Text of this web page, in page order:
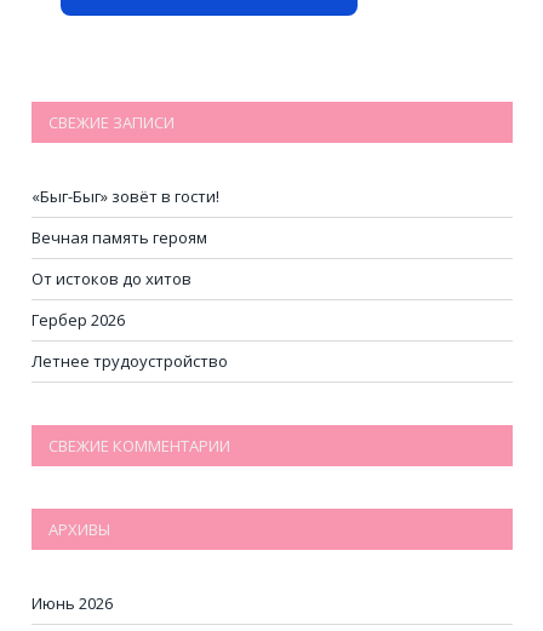
СВЕЖИЕ ЗАПИСИ
«Быг-Быг» зовёт в гости!
Вечная память героям
От истоков до хитов
Гербер 2026
Летнее трудоустройство
СВЕЖИЕ КОММЕНТАРИИ
АРХИВЫ
Июнь 2026